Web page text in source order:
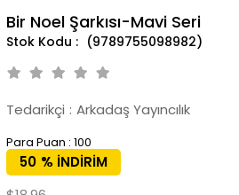
Bir Noel Şarkısı-Mavi Seri
(9789755098982)
Tedarikçi : Arkadaş Yayıncılık
Para Puan : 100
%
50
İNDIRIM